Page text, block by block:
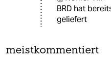
BRD hat
geliefert
meistkommentiert